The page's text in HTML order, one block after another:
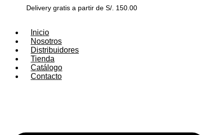
Delivery gratis a partir de S/. 150.00
Inicio
Nosotros
Distribuidores
Tienda
Catálogo
Contacto